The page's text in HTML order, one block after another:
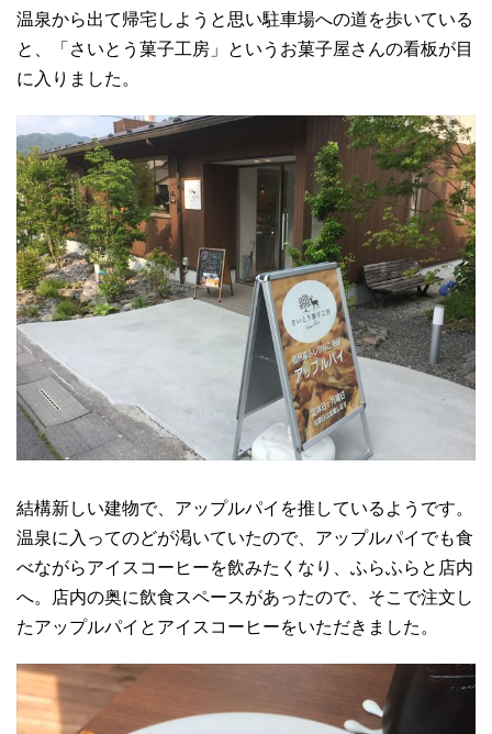
温泉から出て帰宅しようと思い駐車場への道を歩いている
と、「さいとう菓子工房」というお菓子屋さんの看板が目
に入りました。
結構新しい建物で、アップルパイを推しているようです。
温泉に入ってのどが渇いていたので、アップルパイでも食
べながらアイスコーヒーを飲みたくなり、ふらふらと店内
へ。店内の奥に飲食スペースがあったので、そこで注文し
たアップルパイとアイスコーヒーをいただきました。